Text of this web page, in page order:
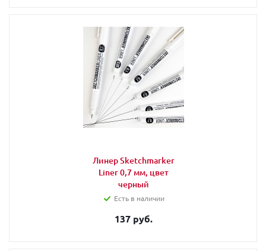
Линер Sketchmarker
Liner 0,7 мм, цвет
черный
Есть в наличии
137 руб.